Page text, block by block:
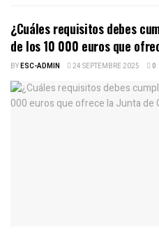
¿Cuáles requisitos debes
de los 10 000 euros que
BYESC-ADMIN 24 SEPTEMBRE 2025 0